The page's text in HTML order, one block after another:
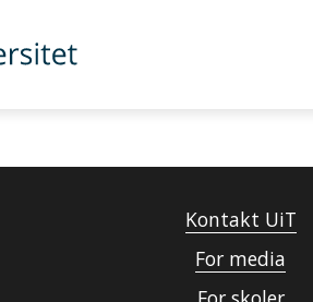
Kontakt UiT
For media